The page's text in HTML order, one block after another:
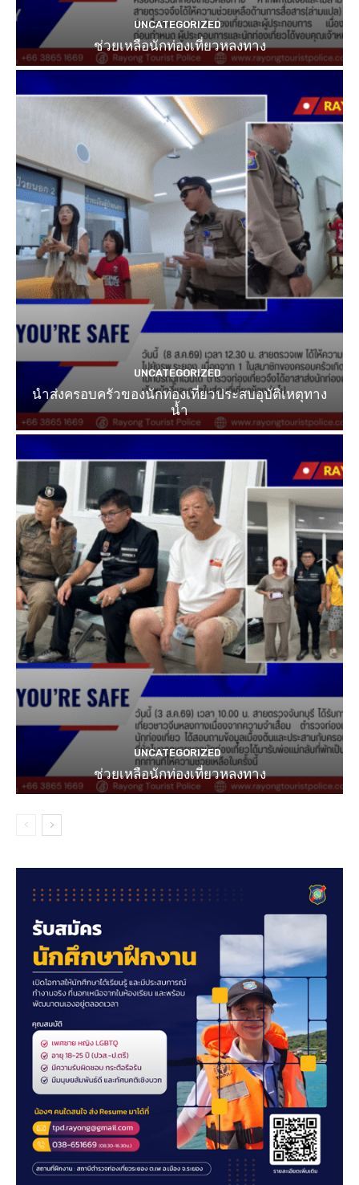
UNCATEGORIZED
ช่วยเหลือนักท่องเที่ยวหลงทาง
UNCATEGORIZED
นำส่งครอบครัวของนักท่องเที่ยวประสบอุบัติเหตุทาง
น้ำ
UNCATEGORIZED
ช่วยเหลือนักท่องเที่ยวหลงทาง